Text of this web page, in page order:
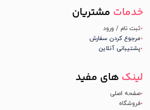
خدمات مشتریان
ثبت نام / ورود
مرجوع کردن سفارش
پشتیبانی آنلاین
لینک های مفید
صفحه اصلی
فروشگاه